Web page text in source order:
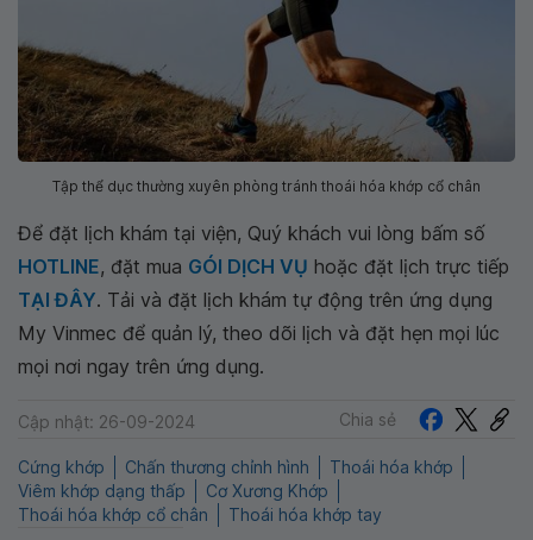
Tập thể dục thường xuyên phòng tránh thoái hóa khớp cổ chân
Để đặt lịch khám tại viện, Quý khách vui lòng bấm số
HOTLINE, đặt mua GÓI DỊCH VỤ hoặc đặt lịch trực tiếp
TẠI ĐÂY. Tải và đặt lịch khám tự động trên ứng dụng
My Vinmec để quản lý, theo dõi lịch và đặt hẹn mọi lúc
mọi nơi ngay trên ứng dụng.
Cập nhật: 26-09-2024 Chia sẻ
Cứng khớp Chấn thương chỉnh hình
Thoái hóa khớp
Viêm khớp dạng thấp
Cơ Xương Khớp
Thoái hóa khớp cổ chân
Thoái hóa khớp tay